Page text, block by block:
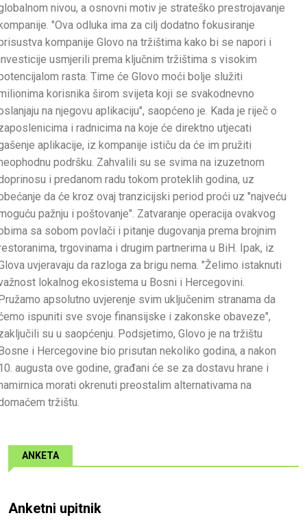
nivou, a osnovni motiv je strateško prestrojavanje
"Ova odluka ima za cilj dodatno fokusiranje
kompanije Glovo na tržištima kako bi se napori i
usmjerili prema ključnim tržištima s visokim
rasta. Time će Glovo moći bolje služiti
korisnika širom svijeta koji se svakodnevno
na njegovu aplikaciju", saopćeno je. Kada je riječ o
i radnicima na koje će direktno utjecati
aplikacije, iz kompanije ističu da će im pružiti
podršku. Zahvalili su se svima na izuzetnom
i predanom radu tokom proteklih godina, uz
da će kroz ovaj tranzicijski period proći uz "najveću
pažnju i poštovanje". Zatvaranje operacija ovakvog
sa sobom povlači i pitanje dugovanja prema brojnim
trgovinama i drugim partnerima u BiH. Ipak, iz
uvjeravaju da razloga za brigu nema. "Želimo istaknuti
lokalnog ekosistema u Bosni i Hercegovini.
apsolutno uvjerenje svim uključenim stranama da
ispuniti sve svoje finansijske i zakonske obaveze",
su u saopćenju. Podsjetimo, Glovo je na tržištu
i Hercegovine bio prisutan nekoliko godina, a nakon
augusta ove godine, građani će se za dostavu hrane i
morati okrenuti preostalim alternativama na
tržištu.
ANKETA
Anketni upitnik